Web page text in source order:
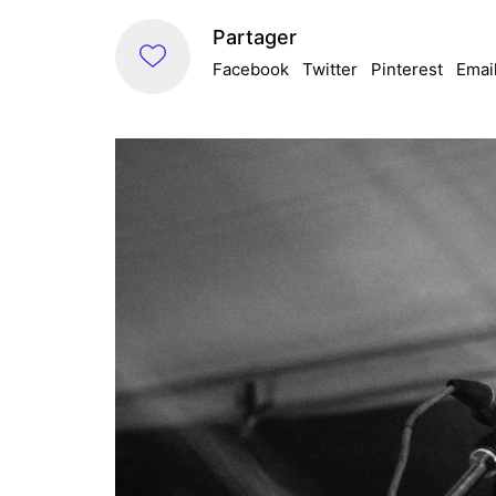
Partager
Facebook Twitter Pinterest